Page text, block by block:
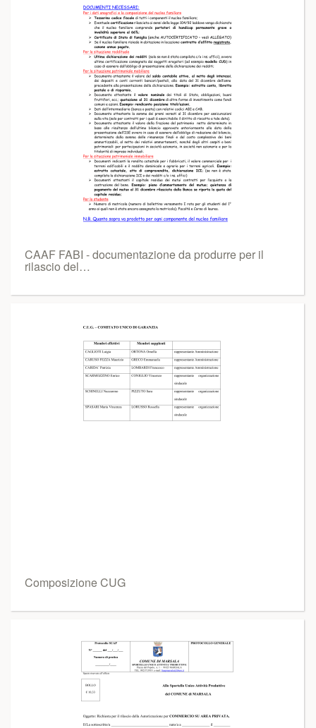
CAAF FABI - documentazione da produrre per il
rilascio del…
Composizione CUG